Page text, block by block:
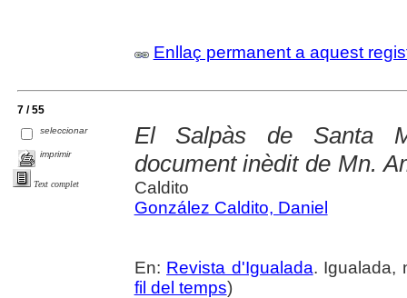
Enllaç permanent a aquest
7 / 55
seleccionar
imprimir
Text complet
El Salpàs de Santa
document inèdit de Mn.
Caldito
González Caldito, Daniel
En: Revista d'Igualada. Igualada,
fil del temps)